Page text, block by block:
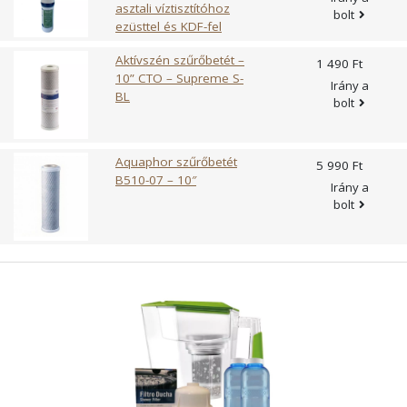
asztali víztisztítóhoz
ezüsttel és KDF-fel
bolt
Aktívszén szűrőbetét –
10” CTO – Supreme S-
BL
1 490 Ft
Irány a
bolt
Aquaphor szűrőbetét
B510-07 – 10″
5 990 Ft
Irány a
bolt